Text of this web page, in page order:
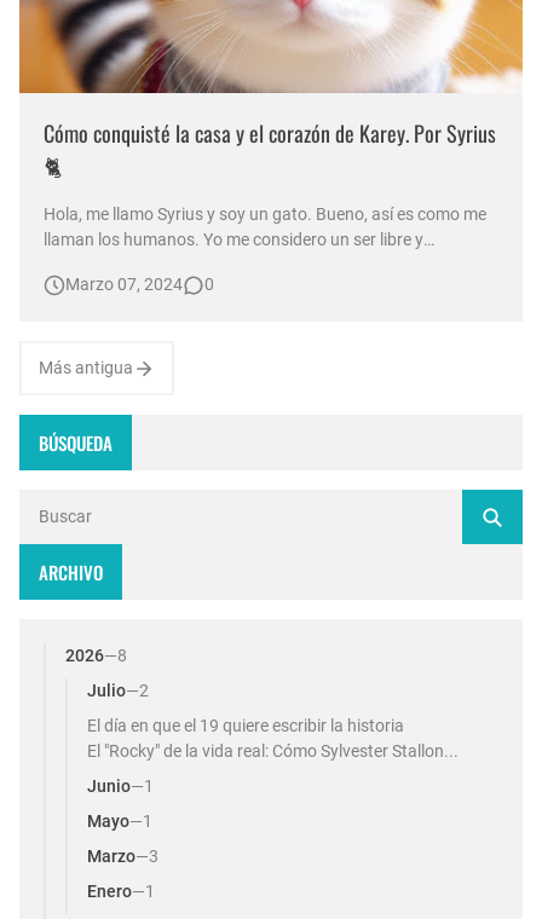
Cómo conquisté la casa y el corazón de Karey. Por Syrius
🐈
Hola, me llamo Syrius y soy un gato. Bueno, así es como me
llaman los humanos. Yo me considero un ser libre y
nadie. Hay una gata que me tiene un poco loco, pero eso es
Marzo 07, 2024 0
Más antigua
BÚSQUEDA
ARCHIVO
2026—8
Julio—2
El día en que el 19 quiere escribir la historia
El "Rocky" de la vida real: Cómo Sylvester Stallon...
Junio—1
Mayo—1
Marzo—3
Enero—1